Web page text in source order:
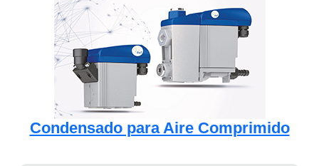
Condensado para Aire Comprimido